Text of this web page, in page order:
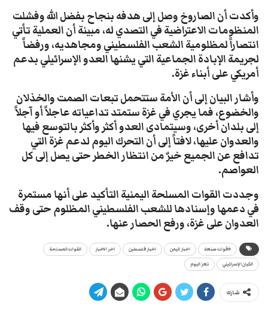
وأكدت أن الصاروخ وصل إلى هدفه بنجاح بفضل الله وفشلت
المنظومات الاعتراضية في التصدي له، مبينة أن العملية تأتي
انتصاراً لمظلومية الشعب الفلسطيني ومجاهديه، ورفضاً
لجريمة الإبادة الجماعية التي يشنها العدو الإسرائيلي بدعم
أمريكي على أبناء غزة.
وأشار البيان إلى أن الأمة ستتحمل تبعات الصمت والخذلان
والخضوع، فما يجري في غزة ستمتد تداعياته عاجلاً أو آجلاً
إلى بلدان أخرى، وسيتمادى العدو أكثر وأكثر بالتوسع فيها
والعدوان عليها، لافتاً إلى أن التحرك اليوم لدعم غزة التي
تدافع عن الجميع خيرٌ من انتظار الخطر حتى يصل إلى كل
العواصم.
وجددت القوات المسلحة اليمنية التأكيد على أنها مستمرة
في دعمها وإسنادها للشعب الفلسطيني المظلوم حتى وقف
العدوان على غزة، ورفع الحصار عنها.
#قوات صنعاء اخبار اليمن اخبار فلسطين اخر الاخبار القوات المسلحة
الكيان الإسرائيلي تعز اليوم
شارك